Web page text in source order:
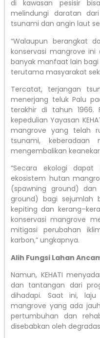
di kawasan pesisir
melindungi daratan
tsunami dan angin laut
“Walaupun berangkat
konservasi mangrove
banyak manfaat lain
terutama masyarakat
Tercatat, terjangan
menerjang teluk Palu
terakhir di tahun 1966.
kepedulian Yayasan
mangrove yang telah
tsunami, keberadaan
mengembalikan
“Secara ekologi dapat
ekosistem hutan
(spawning ground)
ground) bagi sejumlah
kepiting dan
konservasi mangrove
mitigasi perubahan
karbon,” ungkapnya.
Alih Fungsi Lahan
Namun, KEHATI
dan tantangan dari
dihadapi. Saat ini, laju
mangrove yang ada
pertumbuhan dan
disebabkan oleh